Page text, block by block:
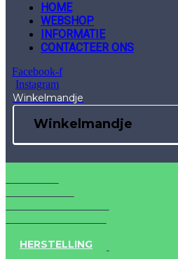
HOME
WEBSHOP
INFORMATIE
CONTACTEER ONS
Facebook-f
Instagram
Winkelmandje
Winkelmandje
HERSTELLING